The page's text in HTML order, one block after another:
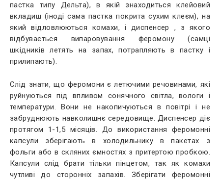
пастка типу Дельта), в якій знаходиться клейовий
вкладиш (іноді сама пастка покрита сухим клеєм), на
який відловлюються комахи, і диспенсер , з якого
відбувається випаровування феромону (самці
шкідників летять на запах, потрапляють в пастку і
прилипають).
Слід знати, що феромони є летючими речовинами, які
руйнуються під впливом сонячного світла, вологи і
температури. Вони не накопичуються в повітрі і не
забруднюють навколишнє середовище. Диспенсер діє
протягом 1-1,5 місяців. До використання феромонні
капсули зберігають в холодильнику в пакетах з
фольги або в скляних ємностях з притертою пробкою.
Капсули слід брати тільки пінцетом, так як комахи
чутливі до сторонніх запахів. Зберігати феромонні